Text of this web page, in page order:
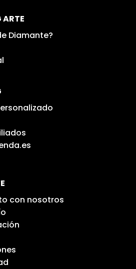
Diamante?
con nosotros